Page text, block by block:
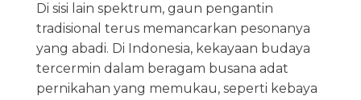
Di sisi lain spektrum, gaun pengantin
tradisional terus memancarkan pesonanya
yang abadi. Di Indonesia, kekayaan budaya
tercermin dalam beragam busana adat
pernikahan yang memukau, seperti kebaya